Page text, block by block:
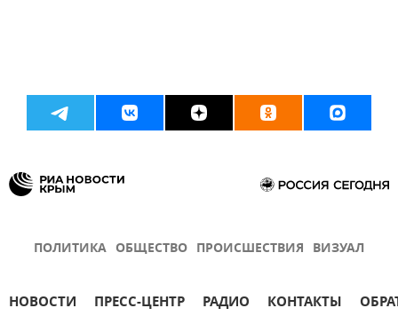
ПОЛИТИКА ОБЩЕСТВО ПРОИСШЕСТВИЯ ВИЗУАЛ
НОВОСТИ ПРЕСС-ЦЕНТР РАДИО КОНТАКТЫ